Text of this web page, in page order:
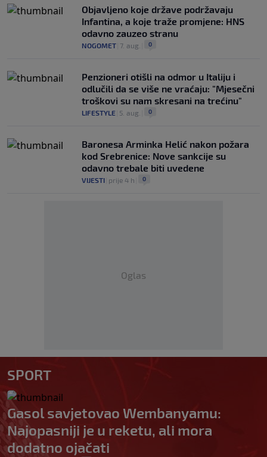
Objavljeno koje države podržavaju
Infantina, a koje traže promjene: HNS
odavno zauzeo stranu
NOGOMET 7. aug. 0
Penzioneri otišli na odmor u Italiju i
odlučili da se više ne vraćaju: "Mjesečni
troškovi su nam skresani na trećinu"
LIFESTYLE 5. aug. 0
Baronesa Arminka Helić nakon požara
kod Srebrenice: Nove sankcije su
odavno trebale biti uvedene
VIJESTI prije 4 h 0
Oglas
SPORT
Gasol savjetovao Wembanyamu:
Najopasniji je u reketu, ali mora
dodatno ojačati